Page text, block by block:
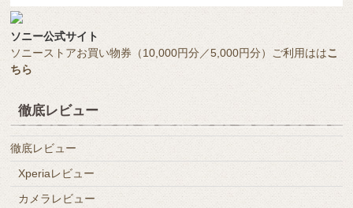
ソニー公式サイト
ソニーストアお買い物券（10,000円分／5,000円分）ご利用ははこ
ちら
徹底レビュー
徹底レビュー
Xperiaレビュー
カメラレビュー